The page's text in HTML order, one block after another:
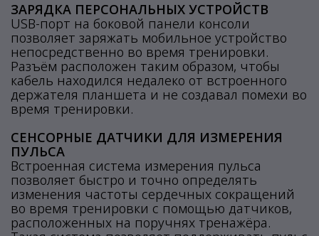
ЗАРЯДКА ПЕРСОНАЛЬНЫХ УСТРОЙСТВ
USB-порт на боковой панели консоли
позволяет заряжать мобильное устройство
непосредственно во время тренировки.
Разъём расположен таким образом, чтобы
кабель находился недалеко от встроенного
держателя планшета и не создавал помехи во
время тренировки.
СЕНСОРНЫЕ ДАТЧИКИ ДЛЯ ИЗМЕРЕНИЯ
ПУЛЬСА
Встроенная система измерения пульса
позволяет быстро и точно определять
изменения частоты сердечных сокращений
во время тренировки с помощью датчиков,
расположенных на поручнях тренажёра.